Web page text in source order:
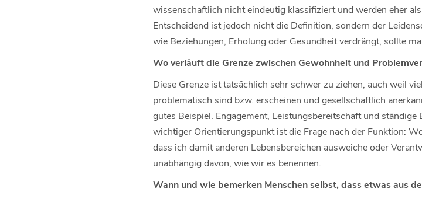
wissenschaftlich nicht eindeutig klassifiziert und werden eher
Entscheidend ist jedoch nicht die Definition, sondern der
wie Beziehungen, Erholung oder Gesundheit verdrängt, sollte
Wo verläuft die Grenze zwischen Gewohnheit und
Diese Grenze ist tatsächlich sehr schwer zu ziehen, auch weil
problematisch sind bzw. erscheinen und gesellschaftlich
gutes Beispiel. Engagement, Leistungsbereitschaft und
wichtiger Orientierungspunkt ist die Frage nach der Funktion:
dass ich damit anderen Lebensbereichen ausweiche oder
unabhängig davon, wie wir es benennen.
Wann und wie bemerken Menschen selbst, dass etwas aus